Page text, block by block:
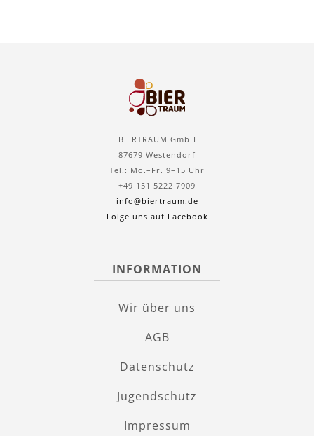
BIERTRAUM GmbH
87679 Westendorf
Tel.: Mo.–Fr. 9–15 Uhr
+49 151 5222 7909
info@biertraum.de
Folge uns auf Facebook
INFORMATION
Wir über uns
AGB
Datenschutz
Jugendschutz
Impressum